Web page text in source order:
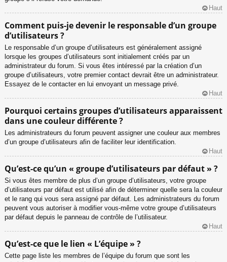
Haut
Comment puis-je devenir le responsable d’un groupe
d’utilisateurs ?
Le responsable d’un groupe d’utilisateurs est généralement assigné
lorsque les groupes d’utilisateurs sont initialement créés par un
administrateur du forum. Si vous êtes intéressé par la création d’un
groupe d’utilisateurs, votre premier contact devrait être un administrateur.
Essayez de le contacter en lui envoyant un message privé.
Haut
Pourquoi certains groupes d’utilisateurs apparaissent
dans une couleur différente ?
Les administrateurs du forum peuvent assigner une couleur aux membres
d’un groupe d’utilisateurs afin de faciliter leur identification.
Haut
Qu’est-ce qu’un « groupe d’utilisateurs par défaut » ?
Si vous êtes membre de plus d’un groupe d’utilisateurs, votre groupe
d’utilisateurs par défaut est utilisé afin de déterminer quelle sera la couleur
et le rang qui vous sera assigné par défaut. Les administrateurs du forum
peuvent vous autoriser à modifier vous-même votre groupe d’utilisateurs
par défaut depuis le panneau de contrôle de l’utilisateur.
Haut
Qu’est-ce que le lien « L’équipe » ?
Cette page liste les membres de l’équipe du forum que sont les